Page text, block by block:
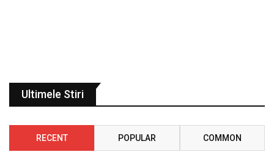
Ultimele Stiri
RECENT POPULAR COMMON